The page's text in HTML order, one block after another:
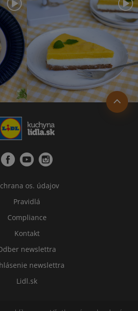
os. údajov
Pravidlá
Compliance
Kontakt
newslettra
newslettra
Lidl.sk